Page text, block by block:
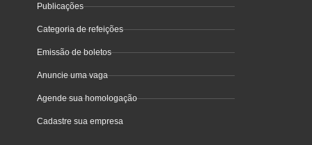
Publicações
Categoria de refeições
Emissão de boletos
Anuncie uma vaga
Agende sua homologação
Cadastre sua empresa